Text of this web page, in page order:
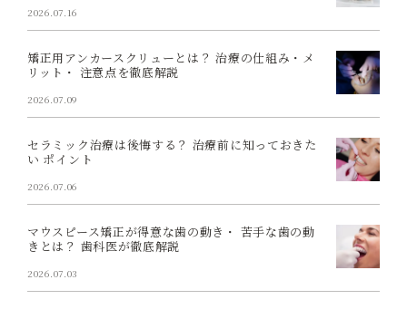
2026.07.16
矯正用アンカースクリューとは？ 治療の仕組み・メ
リット・ 注意点を徹底解説
2026.07.09
セラミック治療は後悔する？ 治療前に知っておきた
い ポイント
2026.07.06
マウスピース矯正が得意な歯の動き・ 苦手な歯の動
きとは？ 歯科医が徹底解説
2026.07.03